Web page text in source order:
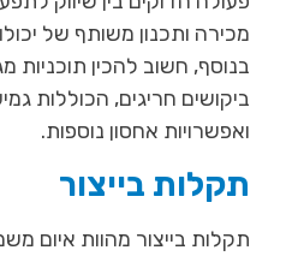
מכירה ותכנון משותף של
בנוסף, חשוב להכין תוכניות
ביקושים חריגים, הכוללות
ואפשרויות אחסון נוספות.
תקלות בייצור
תקלות בייצור מהוות איום